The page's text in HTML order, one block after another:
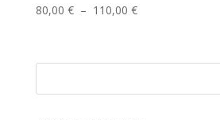
80,00 € – 110,00 €Plage
80,00 €